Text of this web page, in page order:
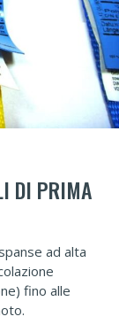
DI PRIMA
ad alta
fino alle